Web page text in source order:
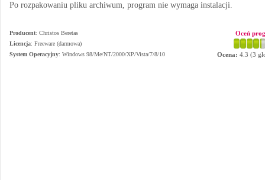
Po rozpakowaniu pliku archiwum, program nie wymaga instalacji.
Producent: Christos Beretas
Licencja: Freeware (darmowa)
System Operacyjny: Windows 98/Me/NT/2000/XP/Vista/7/8/10
Oceń
Ocena: 4.3 (3